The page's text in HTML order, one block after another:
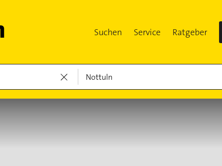
Suchen Service Ratgeber